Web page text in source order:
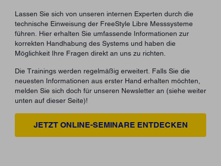
Lassen Sie sich von unseren internen Experten durch die
technische Einweisung der FreeStyle Libre Messsysteme
führen. Hier erhalten Sie umfassende Informationen zur
korrekten Handhabung des Systems und haben die
Möglichkeit Ihre Fragen direkt an uns zu richten.
Die Trainings werden regelmäßig erweitert. Falls Sie die
neuesten Informationen aus erster Hand erhalten möchten,
melden Sie sich doch für unseren Newsletter an (siehe weiter
unten auf dieser Seite)!
JETZT ONLINE-SEMINARE ENTDECKEN